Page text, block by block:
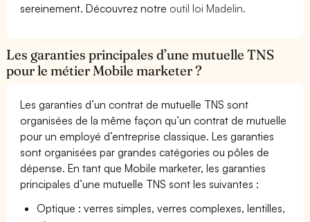
sereinement. Découvrez notre outil loi Madelin.
Les garanties principales d’une mutuelle TNS
pour le métier Mobile marketer ?
Les garanties d’un contrat de mutuelle TNS sont
organisées de la même façon qu’un contrat de mutuelle
pour un employé d’entreprise classique. Les garanties
sont organisées par grandes catégories ou pôles de
dépense. En tant que Mobile marketer, les garanties
principales d’une mutuelle TNS sont les suivantes :
Optique : verres simples, verres complexes, lentilles,